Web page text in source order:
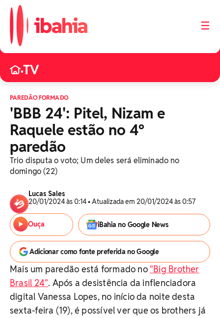
☰
•TV
PAREDÃO FORMADO
'BBB 24': Pitel, Nizam e
Raquele estão no 4º
paredão
Trio disputa o voto; Um deles será eliminado no
domingo (22)
Lucas Sales
20/01/2024 às 0:14 • Atualizada em 20/01/2024 às 0:57
Ouça iBahia no Google News
Adicionar como fonte preferida no Google
Mais um paredão está formado no "Big Brother
Brasil 24". Após a desistência da inflenciadora
digital Vanessa Lopes, no início da noite desta
sexta-feira (19), é possível ver que os brothers já